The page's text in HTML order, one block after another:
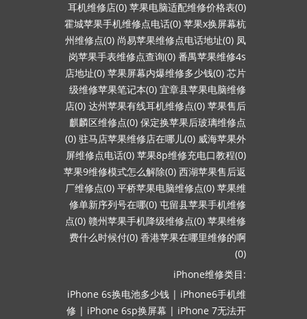
耳机维修店(0) 苹果电脑适配维修价格表(0)
霍城苹果手机维修点电话(0) 苹果x换屏幕杭
州维修点(0) 尚易苹果维修点电话地址(0) 凤
岗苹果手表维修点查询(0) 番禺苹果维修4s
店地址(0) 苹果屏幕内爆维修多少钱(0) 芯片
级维修苹果笔记本(0) 宜章县苹果电脑维修
店(0) 达州苹果有线耳机维修点(0) 苹果售后
麒麟区维修点(0) 保定换苹果后玻璃维修点
(0) 驻马店苹果维修店在哪儿(0) 威海苹果外
屏维修点电话(0) 苹果8p维修充电口教程(0)
苹果9维修模式怎么解除(0) 西湖苹果售后返
厂维修点(0) 平桥苹果电脑维修点(0) 苹果维
修单新序列号在哪(0) 屯留县苹果手机维修
点(0) 赣州苹果手机降级维修点(0) 苹果维修
费什么时候付(0) 香港苹果在哪里维修的啊
(0)
iPhone维修类目:
iPhone 6s换电池多少钱 | iPhone6手机维
修 | iPhone 6sp换屏幕 | iPhone 7无法开